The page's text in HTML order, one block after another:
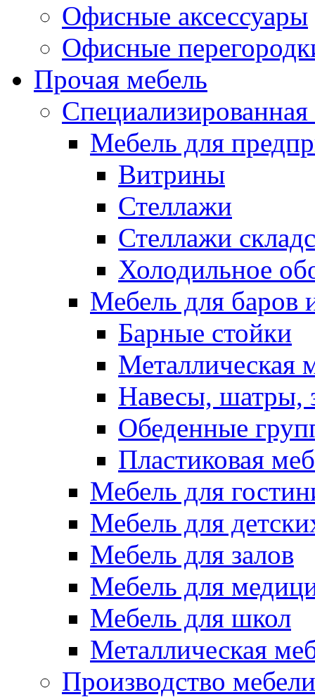
Офисные аксессуары
Офисные
Прочая мебель
Специализированная
Мебель для
Витрины
Стеллажи
Стеллажи
Холодильное
Мебель для баров
Барные стойки
Металлическая
Навесы, шатры,
Обеденные
Пластиковая
Мебель для
Мебель для
Мебель для залов
Мебель для
Мебель для школ
Металлическая
Производство мебели